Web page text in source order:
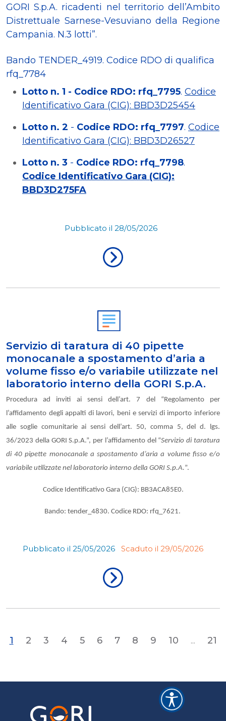
GORI S.p.A. ricadenti nel territorio dell’Ambito
Distrettuale Sarnese-Vesuviano della Regione
Campania. N.3 lotti”.
Bando TENDER_4919. Codice RDO di qualifica
rfq_7784
Lotto n. 1 - Codice RDO: rfq_7795. Codice
Identificativo Gara (CIG): BBD3D25454
Lotto n. 2 - Codice RDO: rfq_7797. Codice
Identificativo Gara (CIG): BBD3D26527
Lotto n. 3 - Codice RDO: rfq_7798.
Codice Identificativo Gara (CIG):
BBD3D275FA
Pubblicato il 28/05/2026
Servizio di taratura di 40 pipette
monocanale a spostamento d’aria a
volume fisso e/o variabile utilizzate nel
laboratorio interno della GORI S.p.A.
Procedura ad inviti ai sensi dell’art. 7 del “Regolamento per
l’affidamento degli appalti di lavori, beni e servizi di importo inferiore
alle soglie comunitarie ai sensi dell’art. 50, comma 5, del d. lgs.
36/2023 della GORI S.p.A.”, per l’affidamento del “Servizio di taratura
di 40 pipette monocanale a spostamento d’aria a volume fisso e/o
variabile utilizzate nel laboratorio interno della GORI S.p.A.”.
Codice Identificativo Gara (CIG): BB3ACA85E0.
Bando: tender_4830. Codice RDO: rfq_7621.
Pubblicato il 25/05/2026 Scaduto il 29/05/2026
1 2 3 4 5 6 7 8 9 10 ... 21